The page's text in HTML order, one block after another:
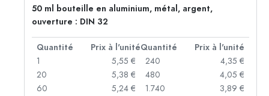
50 ml bouteille en aluminium, métal, argent,
ouverture : DIN 32
Quantité Prix à l'unitéQuantité
Prix à l'unité
1
5,55 €
20
5,38 €
60
5,24 €
240
4,35 €
480
4,05 €
1.740
3,89 €